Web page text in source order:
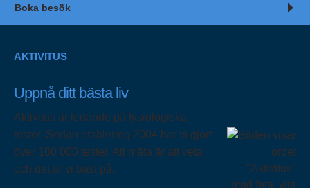
Boka besök
AKTIVITUS
Uppnå ditt bästa liv
Aktivitus är ledande på fysiologiska
tester. Sedan etablering 2004 har vi gjort
över 100 000 tester. Att mäta är att veta
och det är vi bäst på.